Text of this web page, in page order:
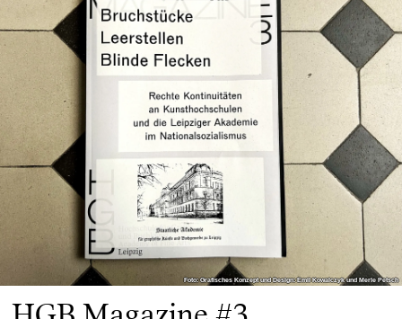
Foto: Grafisches Konzept und Design: Emil Kowalczyk und Merle Petsch
Foto: Grafisches Konzept und Design: Emil Kowalczyk und Merle Petsch